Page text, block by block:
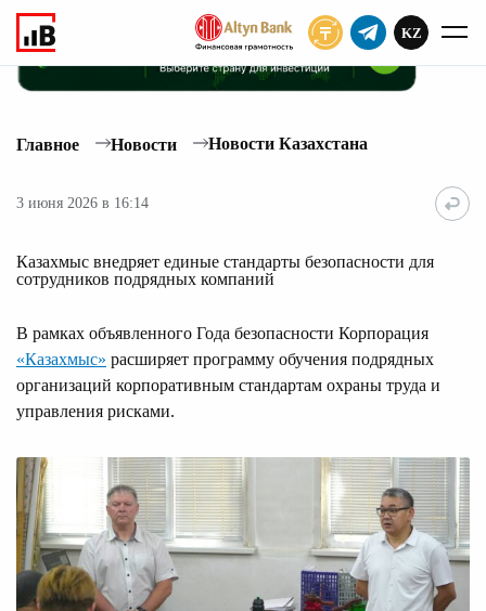
KZ
Главное Новости Новости Казахстана
3 июня 2026 в 16:14
Казахмыс внедряет единые стандарты безопасности для
сотрудников подрядных компаний
В рамках объявленного Года безопасности Корпорация
«Казахмыс» расширяет программу обучения подрядных
организаций корпоративным стандартам охраны труда и
управления рисками.